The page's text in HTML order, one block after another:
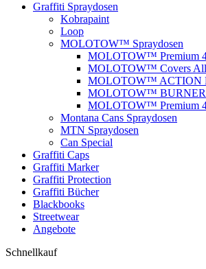
Graffiti Spraydosen
Kobrapaint
Loop
MOLOTOW™ Spraydosen
MOLOTOW™ Premium
MOLOTOW™ Covers All
MOLOTOW™ ACTION
MOLOTOW™
MOLOTOW™ Premium
Montana Cans Spraydosen
MTN Spraydosen
Can Special
Graffiti Caps
Graffiti Marker
Graffiti Protection
Graffiti Bücher
Blackbooks
Streetwear
Angebote
Schnellkauf